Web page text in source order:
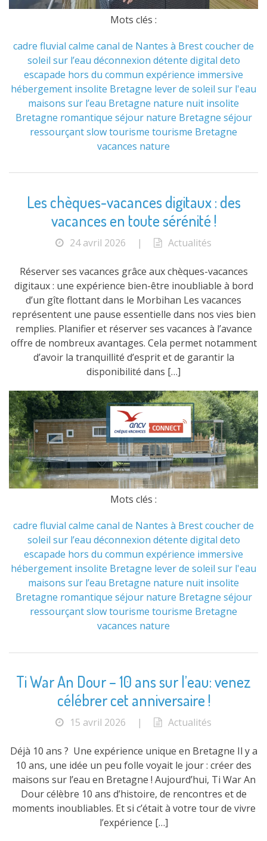
Mots clés :
cadre fluvial calme canal de Nantes à Brestcoucher de
soleil sur l’eau déconnexion détente digital deto
escapade hors du commun expérience immersive
hébergement insolite Bretagne lever de soleil sur l'eau
maisons sur l’eau Bretagne nature nuit insolite
Bretagne romantique séjour nature Bretagne séjour
ressourçantslow tourisme tourisme Bretagne
vacances nature
Les chèques-vacances digitaux : des
vacances en toute sérénité !
24 avril 2026 | Actualités
Réserver ses vacances grâce aux chèques-vacances
digitaux : une expérience bien-être inoubliable à bord
d’un gîte flottant dans le Morbihan Les vacances
représentent une pause essentielle dans nos vies bien
remplies. Planifier et réserver ses vacances à l’avance
offre de nombreux avantages. Cela permet notamment
d’avoir la tranquillité d’esprit et de garantir la
disponibilité dans […]
Mots clés :
cadre fluvial calme canal de Nantes à Brestcoucher de
soleil sur l’eau déconnexion détente digital deto
escapade hors du commun expérience immersive
hébergement insolite Bretagne lever de soleil sur l'eau
maisons sur l’eau Bretagne nature nuit insolite
Bretagne romantique séjour nature Bretagne séjour
ressourçantslow tourisme tourisme Bretagne
vacances nature
Ti War An Dour – 10 ans sur l’eau: venez
célébrer cet anniversaire !
15 avril 2026 | Actualités
Déjà 10 ans ? Une expérience unique en Bretagne Il y a
10 ans, une idée un peu folle voyait le jour : créer des
maisons sur l’eau en Bretagne ! Aujourd’hui, Ti War An
Dour célèbre 10 ans d’histoire, de rencontres et de
moments inoubliables. Et si c’était à votre tour de vivre
l’expérience […]